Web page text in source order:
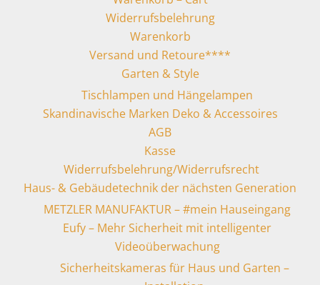
Widerrufsbelehrung
Warenkorb
Versand und Retoure****
Garten & Style
Tischlampen und Hängelampen
Skandinavische Marken Deko & Accessoires
AGB
Kasse
Widerrufsbelehrung/Widerrufsrecht
Haus- & Gebäudetechnik der nächsten Generation
METZLER MANUFAKTUR – #mein Hauseingang
Eufy – Mehr Sicherheit mit intelligenter
Videoüberwachung
Sicherheitskameras für Haus und Garten –